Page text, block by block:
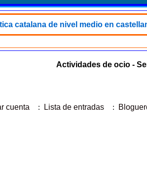
catalana de nivel medio en
Actividades de ocio -
cuenta : Lista de entradas :